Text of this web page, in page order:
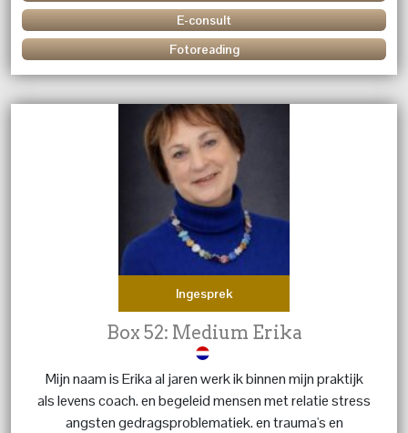
E-consult
Fotoreading
Ingesprek
Box 52: Medium Erika
Mijn naam is Erika al jaren werk ik binnen mijn praktijk
als levens coach. en begeleid mensen met relatie stress
angsten gedragsproblematiek. en trauma's en